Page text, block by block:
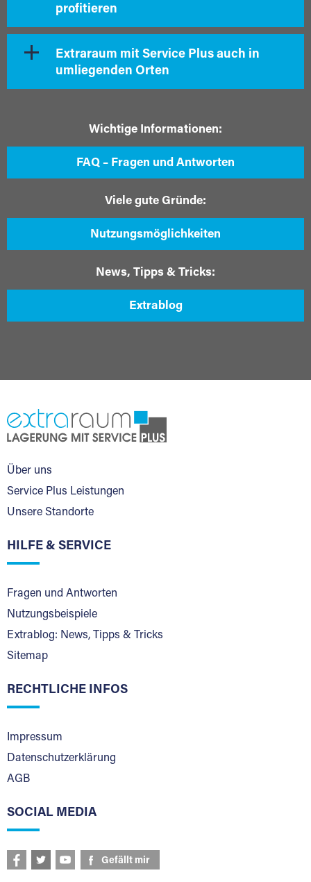
profitieren
Extraraum mit Service Plus auch in
umliegenden Orten
Wichtige Informationen:
FAQ – Fragen und Antworten
Viele gute Gründe:
Nutzungsmöglichkeiten
News, Tipps & Tricks:
Extrablog
Über uns
Service Plus Leistungen
Unsere Standorte
HILFE & SERVICE
Fragen und Antworten
Nutzungsbeispiele
Extrablog: News, Tipps & Tricks
Sitemap
RECHTLICHE INFOS
Impressum
Datenschutzerklärung
AGB
SOCIAL MEDIA
Gefällt mir